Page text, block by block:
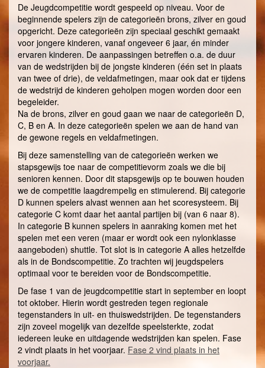
De Jeugdcompetitie wordt gespeeld op niveau. Voor de
beginnende spelers zijn de categorieën brons, zilver en goud
opgericht. Deze categorieën zijn speciaal geschikt gemaakt
voor jongere kinderen, vanaf ongeveer 6 jaar, én minder
ervaren kinderen. De aanpassingen betreffen o.a. de duur
van de wedstrijden bij de jongste kinderen (één set in plaats
van twee of drie), de veldafmetingen, maar ook dat er tijdens
de wedstrijd de kinderen geholpen mogen worden door een
begeleider.
Na de brons, zilver en goud gaan we naar de categorieën D,
C, B en A. In deze categorieën spelen we aan de hand van
de gewone regels en veldafmetingen.
Bij deze samenstelling van de categorieën werken we
stapsgewijs toe naar de competitievorm zoals we die bij
senioren kennen. Door dit stapsgewijs op te bouwen houden
we de competitie laagdrempelig en stimulerend. Bij categorie
D kunnen spelers alvast wennen aan het scoresysteem. Bij
categorie C komt daar het aantal partijen bij (van 6 naar 8).
In categorie B kunnen spelers in aanraking komen met het
spelen met een veren (maar er wordt ook een nylonklasse
aangeboden) shuttle. Tot slot is in categorie A alles hetzelfde
als in de Bondscompetitie. Zo trachten wij jeugdspelers
optimaal voor te bereiden voor de Bondscompetitie.
De fase 1 van de jeugdcompetitie start in september en loopt
tot oktober. Hierin wordt gestreden tegen regionale
tegenstanders in uit- en thuiswedstrijden. De tegenstanders
zijn zoveel mogelijk van dezelfde speelsterkte, zodat
iedereen leuke en uitdagende wedstrijden kan spelen. Fase
2 vindt plaats in het voorjaar. Fase 2 vind plaats in het
voorjaar.